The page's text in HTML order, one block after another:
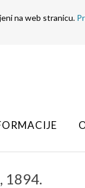
na web stranicu.
1894.